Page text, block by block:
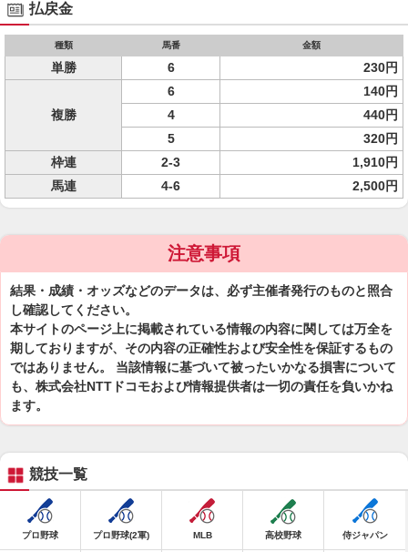
払戻金
種類 馬番 金額
単勝 6 230円
複勝
6
140円
4
440円
5
320円
枠連
2-3
1,910円
馬連
4-6 2,500円
注意事項
結果・成績・オッズなどのデータは、必ず主催者発行のものと照合
し確認してください。
本サイトのページ上に掲載されている情報の内容に関しては万全を
期しておりますが、その内容の正確性および安全性を保証するもの
ではありません。 当該情報に基づいて被ったいかなる損害について
も、株式会社NTTドコモおよび情報提供者は一切の責任を負いかね
ます。
競技一覧
プロ野球 プロ野球(2軍) MLB 高校野球 侍ジャパン